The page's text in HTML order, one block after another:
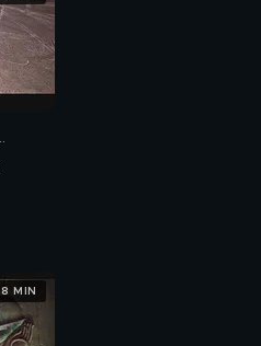
8 MIN